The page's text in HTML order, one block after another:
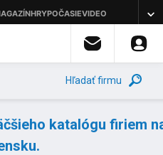
Hľadať firmu
katalógu firiem